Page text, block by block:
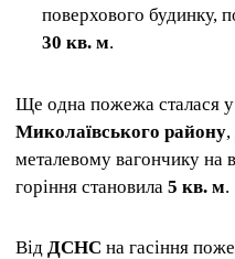
поверхового будинку,
30 кв. м.
Ще одна пожежа сталася у
Миколаївського району,
металевому вагончику на
горіння становила 5 кв. м.
Від ДСНС на гасіння